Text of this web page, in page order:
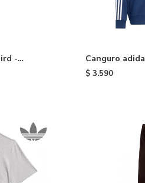
-
Canguro
$ 3.590